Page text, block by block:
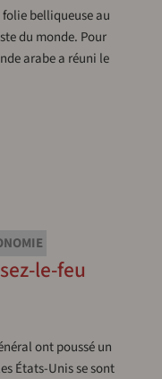
belliqueuse au
du monde. Pour
arabe a réuni le
le-feu
ont poussé un
États-Unis se sont